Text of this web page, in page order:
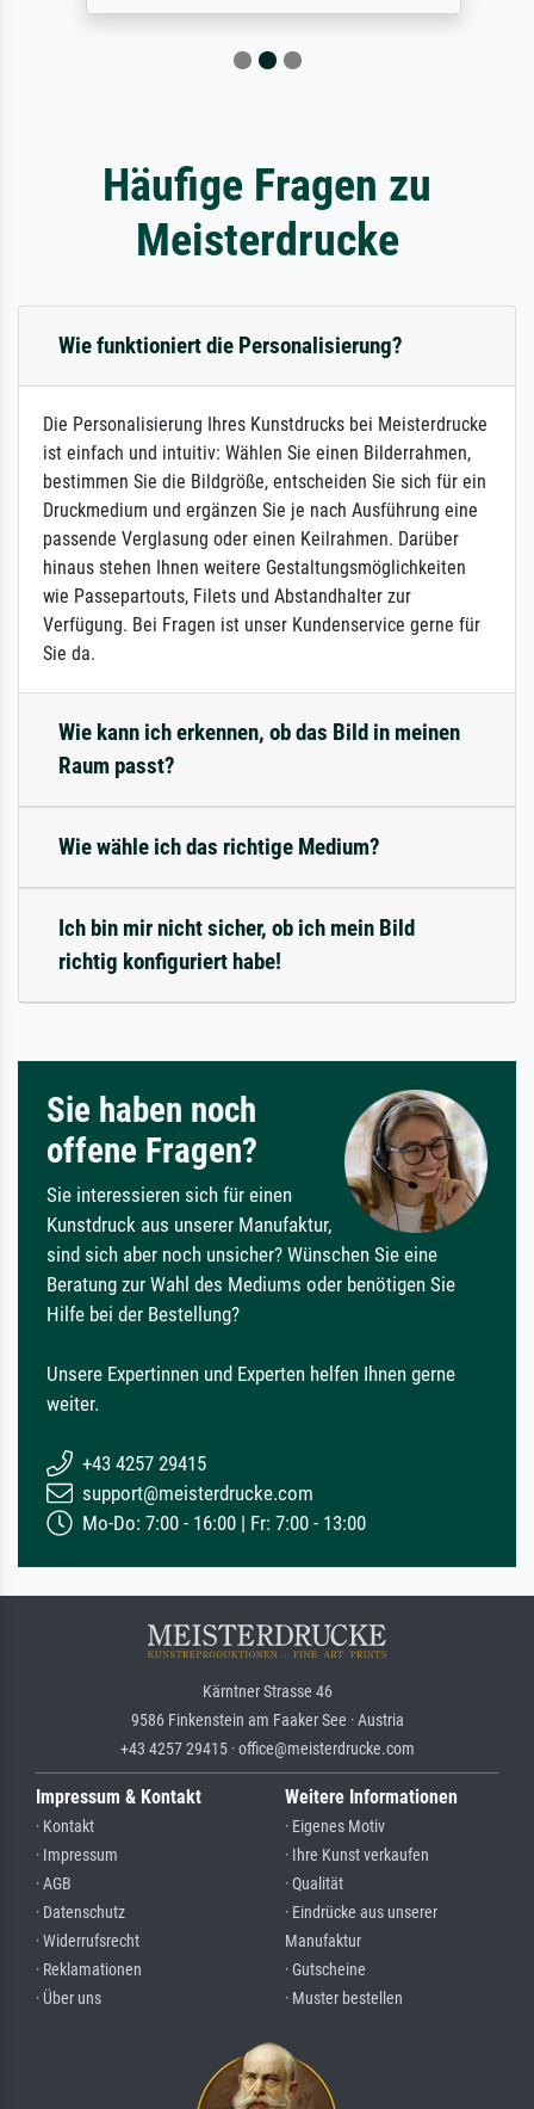
Häufige Fragen zu
Meisterdrucke
Wie funktioniert die Personalisierung?
Die Personalisierung Ihres Kunstdrucks bei Meisterdrucke
ist einfach und intuitiv: Wählen Sie einen Bilderrahmen,
bestimmen Sie die Bildgröße, entscheiden Sie sich für ein
Druckmedium und ergänzen Sie je nach Ausführung eine
passende Verglasung oder einen Keilrahmen. Darüber
hinaus stehen Ihnen weitere Gestaltungsmöglichkeiten
wie Passepartouts, Filets und Abstandhalter zur
Verfügung. Bei Fragen ist unser Kundenservice gerne für
Sie da.
Wie kann ich erkennen, ob das Bild in meinen
Raum passt?
Wie wähle ich das richtige Medium?
Ich bin mir nicht sicher, ob ich mein Bild
richtig konfiguriert habe!
Sie haben noch
offene Fragen?
Sie interessieren sich für einen
Kunstdruck aus unserer Manufaktur,
sind sich aber noch unsicher? Wünschen Sie eine
Beratung zur Wahl des Mediums oder benötigen Sie
Hilfe bei der Bestellung?
Unsere Expertinnen und Experten helfen Ihnen gerne
weiter.
+43 4257 29415
support@meisterdrucke.com
Mo-Do: 7:00 - 16:00 | Fr: 7:00 - 13:00
Kärntner Strasse 46
9586 Finkenstein am Faaker See · Austria
+43 4257 29415 · office@meisterdrucke.com
Impressum & Kontakt
· Kontakt
· Impressum
· AGB
· Datenschutz
· Widerrufsrecht
· Reklamationen
· Über uns
Weitere Informationen
· Eigenes Motiv
· Ihre Kunst verkaufen
· Qualität
· Eindrücke aus unserer
Manufaktur
· Gutscheine
· Muster bestellen